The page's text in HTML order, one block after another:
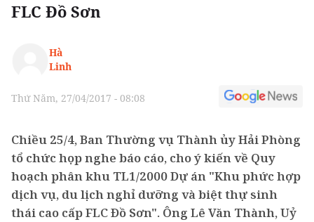
FLC Đồ Sơn
Hà
Linh
Thứ Năm, 27/04/2017 - 08:08
Chiều 25/4, Ban Thường vụ Thành ủy Hải Phòng
tổ chức họp nghe báo cáo, cho ý kiến về Quy
hoạch phân khu TL1/2000 Dự án "Khu phức hợp
dịch vụ, du lịch nghỉ dưỡng và biệt thự sinh
thái cao cấp FLC Đồ Sơn". Ông Lê Văn Thành, Uỷ